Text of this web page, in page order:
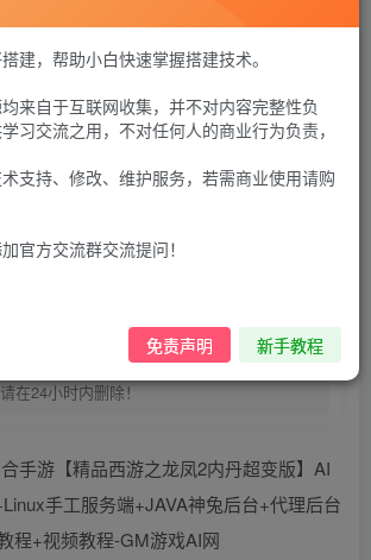
G币30 限时特惠
G币100
G币9.9 至尊会员 免费
手教程,未认真看完一切问题自行解决
搭建，适用于小白快速搭建，只能确保安卓正
台使用，如有苹果请自测，游戏多少自带一些
bug或者其他原因导致游戏无法进入请自行解
在24小时内删除！
建，帮助小白快速掌握搭建技术。
来自于互联网收集，并不对内容完整性负
习交流之用，不对任何人的商业行为负责，
支持、修改、维护服务，若需商业使用请购
官方交流群交流提问！
免责声明 新手教程